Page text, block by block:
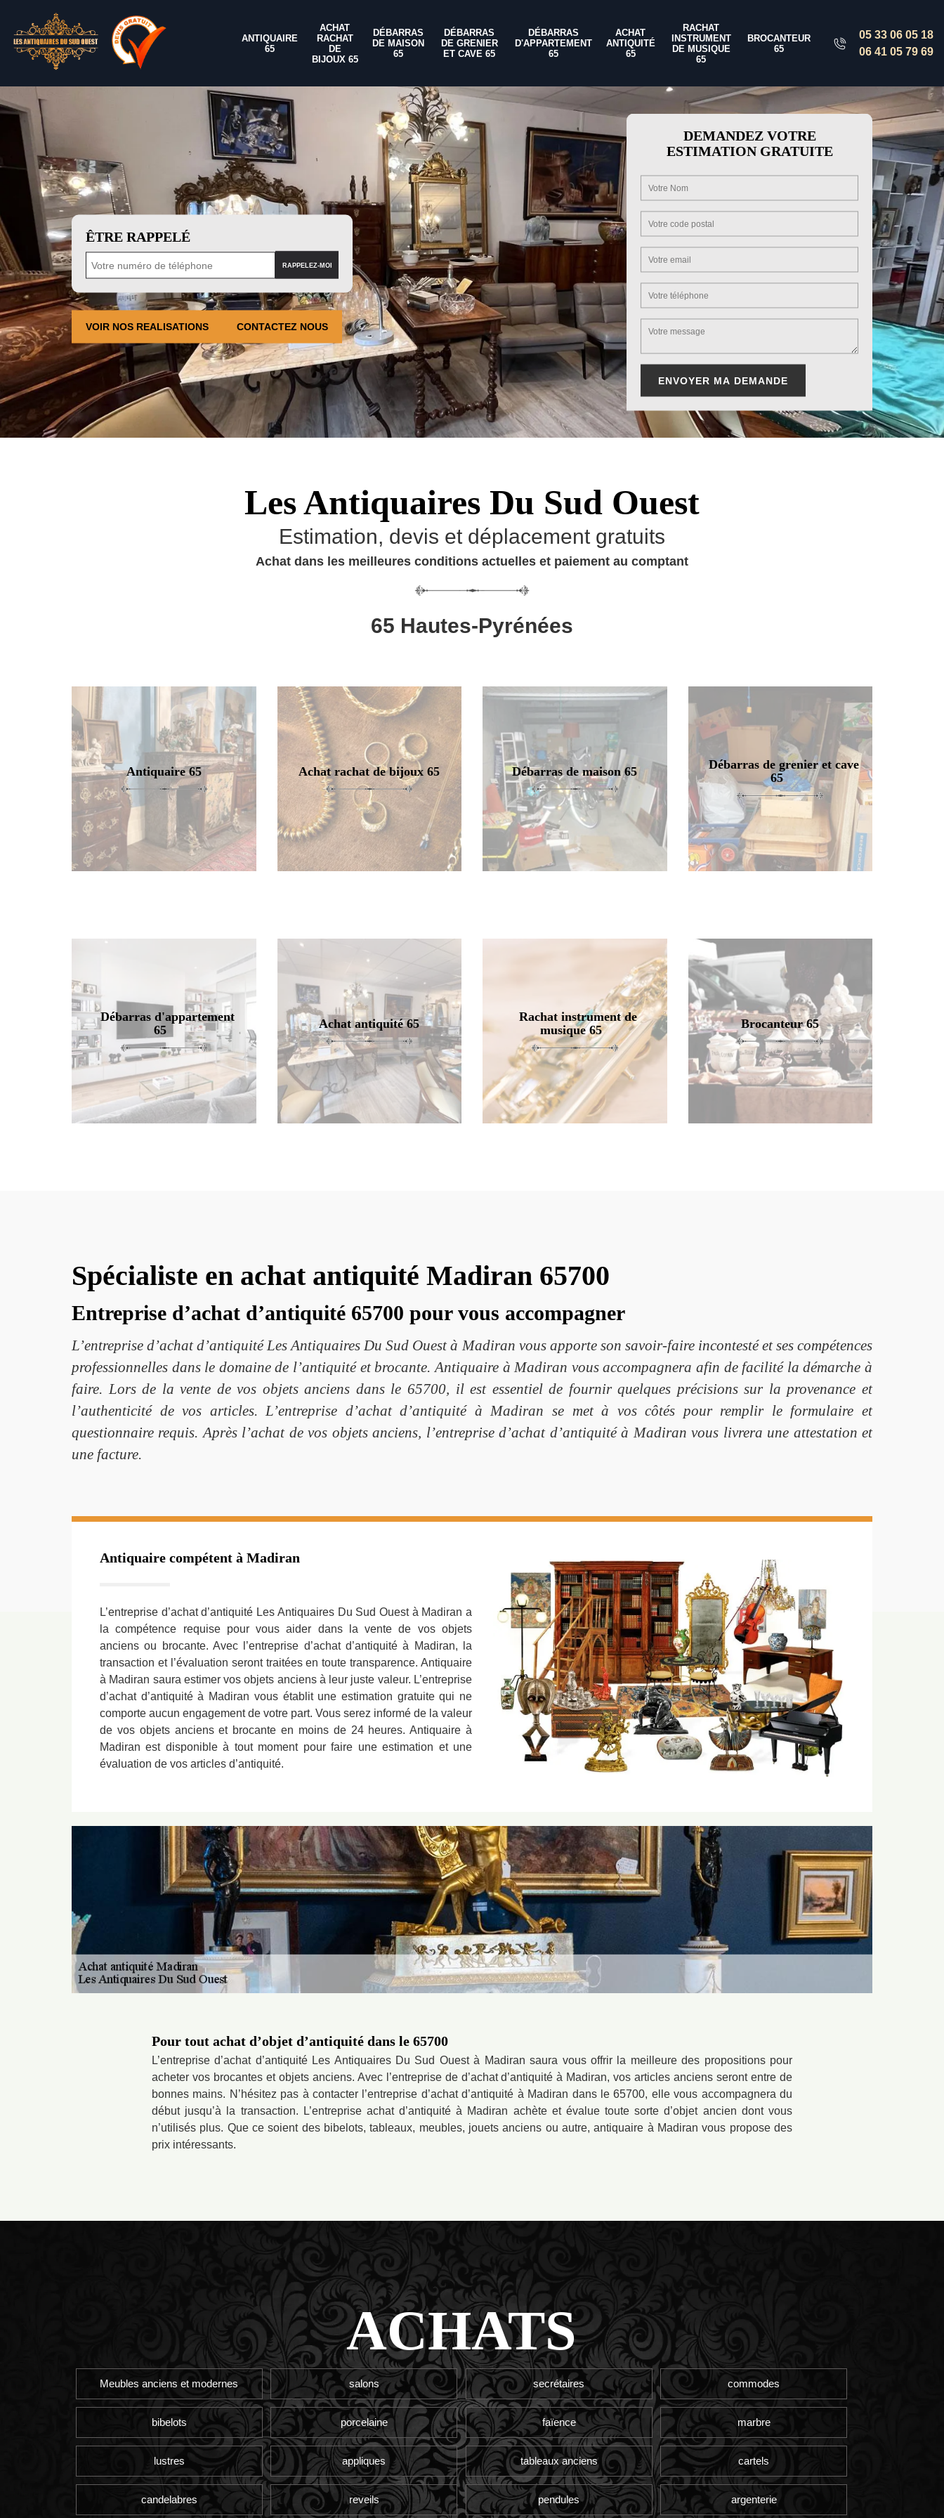
ANTIQUAIRE
65
ACHAT
RACHAT
DE
BIJOUX 65
DÉBARRAS
DE MAISON
65
DÉBARRAS
DE GRENIER
ET CAVE 65
DÉBARRAS
D'APPARTEMENT
65
ACHAT
ANTIQUITÉ
65
RACHAT
INSTRUMENT
DE MUSIQUE
65
BROCANTEUR
65
05 33 06 05 18
06 41 05 79 69
ÊTRE RAPPELÉ
VOIR NOS REALISATIONS CONTACTEZ NOUS
DEMANDEZ VOTRE
ESTIMATION GRATUITE
Les Antiquaires Du Sud Ouest
Estimation, devis et déplacement gratuits
Achat dans les meilleures conditions actuelles et paiement au comptant
65 Hautes-Pyrénées
Antiquaire 65 Achat rachat de bijoux 65 Débarras de maison 65
Débarras de grenier et cave
65
Débarras d'appartement
65
Achat antiquité 65
Rachat instrument de
musique 65
Brocanteur 65
Spécialiste en achat antiquité Madiran 65700
Entreprise d’achat d’antiquité 65700 pour vous accompagner
L’entreprise d’achat d’antiquité Les Antiquaires Du Sud Ouest à Madiran vous apporte son savoir-faire incontesté et ses compétences
professionnelles dans le domaine de l’antiquité et brocante. Antiquaire à Madiran vous accompagnera afin de facilité la démarche à
faire. Lors de la vente de vos objets anciens dans le 65700, il est essentiel de fournir quelques précisions sur la provenance et
l’authenticité de vos articles. L’entreprise d’achat d’antiquité à Madiran se met à vos côtés pour remplir le formulaire et
questionnaire requis. Après l’achat de vos objets anciens, l’entreprise d’achat d’antiquité à Madiran vous livrera une attestation et
une facture.
Antiquaire compétent à Madiran
L’entreprise d’achat d’antiquité Les Antiquaires Du Sud Ouest à Madiran a
la compétence requise pour vous aider dans la vente de vos objets
anciens ou brocante. Avec l’entreprise d’achat d’antiquité à Madiran, la
transaction et l’évaluation seront traitées en toute transparence. Antiquaire
à Madiran saura estimer vos objets anciens à leur juste valeur. L’entreprise
d’achat d’antiquité à Madiran vous établit une estimation gratuite qui ne
comporte aucun engagement de votre part. Vous serez informé de la valeur
de vos objets anciens et brocante en moins de 24 heures. Antiquaire à
Madiran est disponible à tout moment pour faire une estimation et une
évaluation de vos articles d’antiquité.
Pour tout achat d’objet d’antiquité dans le 65700
L’entreprise d’achat d’antiquité Les Antiquaires Du Sud Ouest à Madiran saura vous offrir la meilleure des propositions pour
acheter vos brocantes et objets anciens. Avec l’entreprise de d’achat d’antiquité à Madiran, vos articles anciens seront entre de
bonnes mains. N’hésitez pas à contacter l’entreprise d’achat d’antiquité à Madiran dans le 65700, elle vous accompagnera du
début jusqu’à la transaction. L’entreprise achat d’antiquité à Madiran achète et évalue toute sorte d’objet ancien dont vous
n’utilisés plus. Que ce soient des bibelots, tableaux, meubles, jouets anciens ou autre, antiquaire à Madiran vous propose des
prix intéressants.
ACHATS
Meubles anciens et modernes salons secrétaires commodes
bibelots porcelaine faïence marbre
lustres appliques tableaux anciens cartels
candelabres reveils pendules argenterie